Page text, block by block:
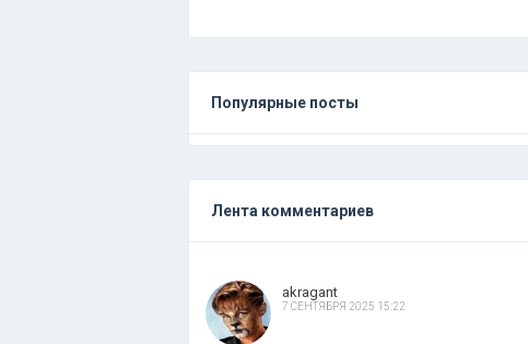
Популярные посты
Лента комментариев
akragant
7 СЕНТЯБРЯ 2025 15:22